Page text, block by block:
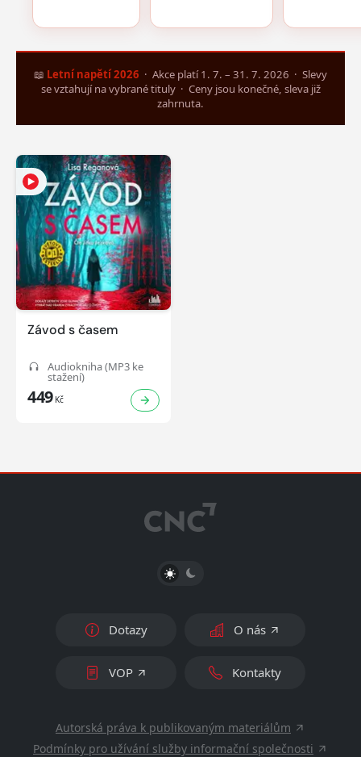
📖 Letní napětí 2026 · Akce platí 1. 7. – 31. 7. 2026 · Slevy
se vztahují na vybrané tituly · Ceny jsou konečné, sleva již
zahrnuta.
Závod s časem
Audiokniha (MP3 ke
stažení)
449Kč
PŘEPNOUT SVĚTLÝ/TMAVÝ REŽIM
Dotazy O nás
VOP Kontakty
Autorská práva k publikovaným materiálům
Podmínky pro užívání služby informační společnosti